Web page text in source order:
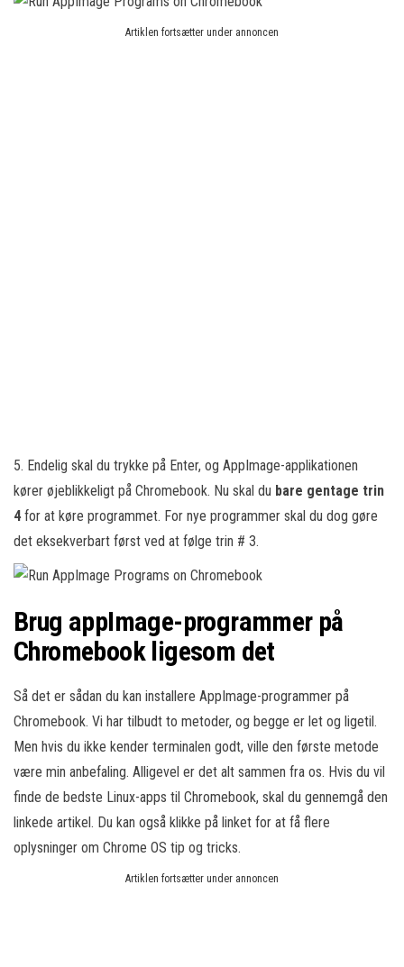
Artiklen fortsætter under annoncen
5. Endelig skal du trykke på Enter, og AppImage-applikationen
kører øjeblikkeligt på Chromebook. Nu skal du bare gentage trin
4for at køre programmet. For nye programmer skal du dog gøre
det eksekverbart først ved at følge trin # 3.
Brug appImage-programmer på
Chromebook ligesom det
Så det er sådan du kan installere AppImage-programmer på
Chromebook. Vi har tilbudt to metoder, og begge er let og ligetil.
Men hvis du ikke kender terminalen godt, ville den første metode
være min anbefaling. Alligevel er det alt sammen fra os. Hvis du vil
finde de bedste Linux-apps til Chromebook, skal du gennemgå den
linkede artikel. Du kan også klikke på linket for at få flere
oplysninger om Chrome OS tip og tricks.
Artiklen fortsætter under annoncen